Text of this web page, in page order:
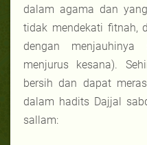
dalam agama dan
tidak mendekati fitnah,
dengan menjauhinya
menjurus kesana).
bersih dan dapat
dalam hadits Dajjal
sallam: